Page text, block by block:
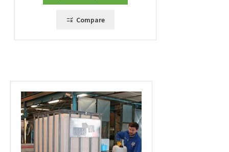
Compare